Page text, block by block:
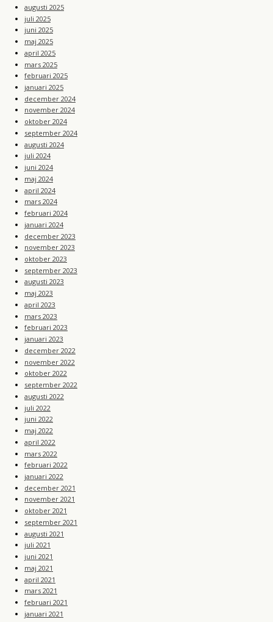
augusti 2025
juli 2025
juni 2025
maj 2025
april 2025
mars 2025
februari 2025
januari 2025
december 2024
november 2024
oktober 2024
september 2024
augusti 2024
juli 2024
juni 2024
maj 2024
april 2024
mars 2024
februari 2024
januari 2024
december 2023
november 2023
oktober 2023
september 2023
augusti 2023
maj 2023
april 2023
mars 2023
februari 2023
januari 2023
december 2022
november 2022
oktober 2022
september 2022
augusti 2022
juli 2022
juni 2022
maj 2022
april 2022
mars 2022
februari 2022
januari 2022
december 2021
november 2021
oktober 2021
september 2021
augusti 2021
juli 2021
juni 2021
maj 2021
april 2021
mars 2021
februari 2021
januari 2021